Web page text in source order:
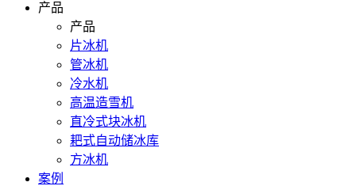
产品
产品
片冰机
管冰机
冷水机
高温造雪机
直冷式块冰机
耙式自动储冰库
方冰机
案例